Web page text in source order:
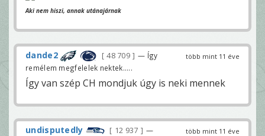
Aki nem hiszi, annak utánajárnak
több mint 11 éve
dande2 48 709
— Így
remélem megfelelek nektek.....
Így van szép CH mondjuk úgy is neki mennek
több mint 11 éve
undisputedly 12 937
—